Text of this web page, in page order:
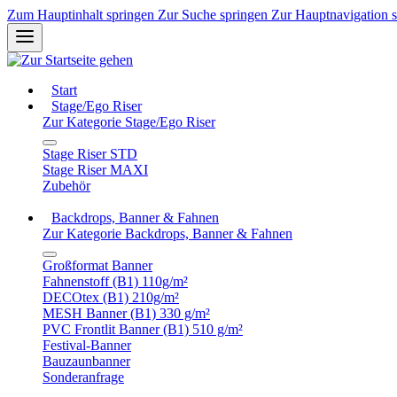
Zum Hauptinhalt springen Zur Suche springen Zur Hauptnavigation
Start
Stage/Ego Riser
Zur Kategorie Stage/Ego Riser
Stage Riser STD
Stage Riser MAXI
Zubehör
Backdrops, Banner & Fahnen
Zur Kategorie Backdrops, Banner & Fahnen
Großformat Banner
Fahnenstoff (B1) 110g/m²
DECOtex (B1) 210g/m²
MESH Banner (B1) 330 g/m²
PVC Frontlit Banner (B1) 510 g/m²
Festival-Banner
Bauzaunbanner
Sonderanfrage